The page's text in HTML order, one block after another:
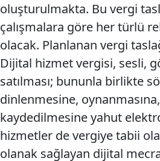
oluşturulmakta. Bu vergi
çalışmalara göre her türlü
olacak. Planlanan vergi
Dijital hizmet vergisi, sesli,
satılması; bununla birlikte
dinlenmesine,
kaydedilmesine yahut
hizmetler de vergiye tabii
olanak sağlayan dijital